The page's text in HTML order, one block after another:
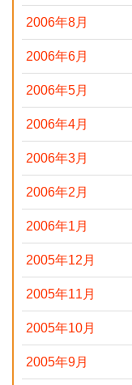
2006年8月
2006年6月
2006年5月
2006年4月
2006年3月
2006年2月
2006年1月
2005年12月
2005年11月
2005年10月
2005年9月